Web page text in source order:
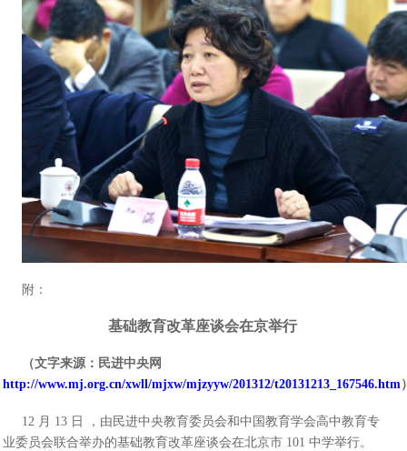
附：
基础教育改革座谈会在京举行
（文字来源：民进中央网
http://www.mj.org.cn/xwll/mjxw/mjzyyw/201312/t20131213_167546.htm
12 月 13 日 ，由民进中央教育委员会和中国教育学会高中教育专
业委员会联合举办的基础教育改革座谈会在北京市 101 中学举行。